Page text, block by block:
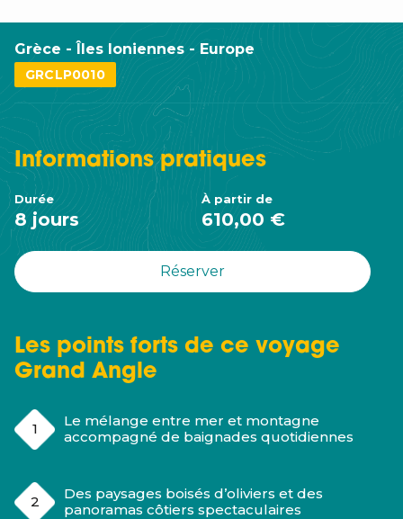
Grèce - Îles Ioniennes - Europe
GRCLP0010
Les points forts de ce voyage
Grand Angle
Le mélange entre mer et montagne
accompagné de baignades quotidiennes
Des paysages boisés d’oliviers et des
panoramas côtiers spectaculaires
Informationspratiques
Durée
8 jours
À partir de
610,00 €
Réserver